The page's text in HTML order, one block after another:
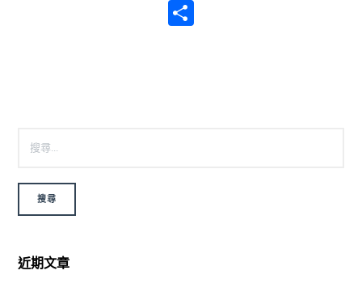
近期文章